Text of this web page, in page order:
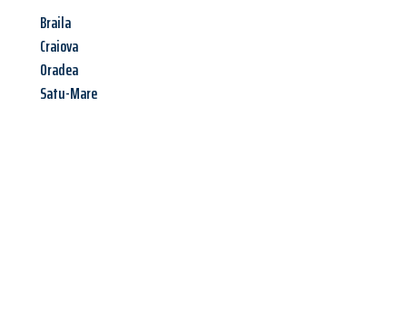
Braila
Craiova
Oradea
Satu-Mare